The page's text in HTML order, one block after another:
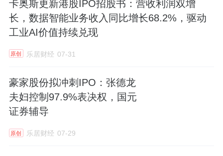
卡奥斯更新港股IPO招股书：营收利润双增
长，数据智能业务收入同比增长68.2%，驱动
工业AI价值持续兑现
原创 乐居财经 07-31
豪家股份拟冲刺IPO：张德龙
夫妇控制97.9%表决权，国元
证券辅导
原创 乐居财经 07-29